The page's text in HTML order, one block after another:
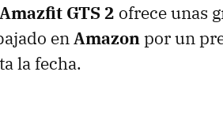
Amazfit GTS 2 ofrece unas
enAmazonpor un
la fecha.